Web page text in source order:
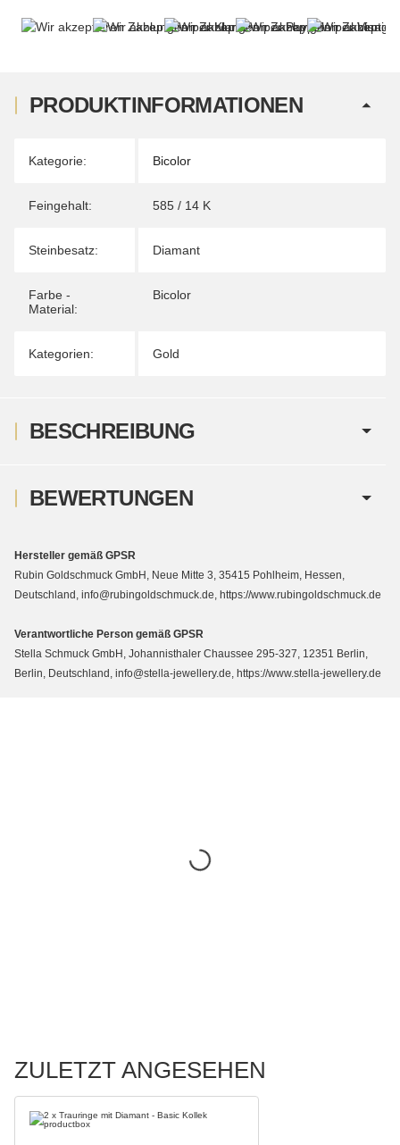
PRODUKTINFORMATIONEN
Produkteigenschaft
Wert
Kategorie: Bicolor
Feingehalt: 585 / 14 K
Steinbesatz: Diamant
Farbe -
Material:
Bicolor
Kategorien: Gold
BESCHREIBUNG
BEWERTUNGEN
Hersteller gemäß GPSR
Rubin Goldschmuck GmbH, Neue Mitte 3, 35415 Pohlheim, Hessen,
Deutschland, info@rubingoldschmuck.de, https://www.rubingoldschmuck.de
Verantwortliche Person gemäß GPSR
Stella Schmuck GmbH, Johannisthaler Chaussee 295-327, 12351 Berlin,
Berlin, Deutschland, info@stella-jewellery.de, https://www.stella-jewellery.de
ZULETZT ANGESEHEN